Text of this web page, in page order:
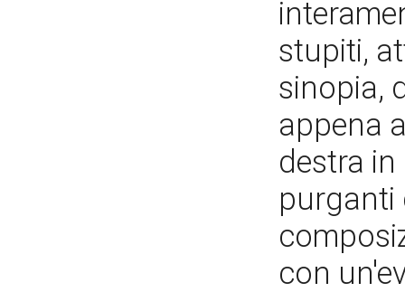
stupiti,
sinopia,
appena
destra in
purganti
con